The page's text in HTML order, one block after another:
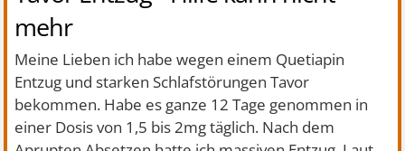
mehr
Meine Lieben ich habe wegen einem Quetiapin
Entzug und starken Schlafstörungen Tavor
bekommen. Habe es ganze 12 Tage genommen in
einer Dosis von 1,5 bis 2mg täglich. Nach dem